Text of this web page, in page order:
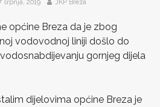
srpnja, 2019 JKP Breza
općine Breza da je zbog
vodovodnoj liniji došlo do
gornjeg dijela
dijelovima općine Breza je